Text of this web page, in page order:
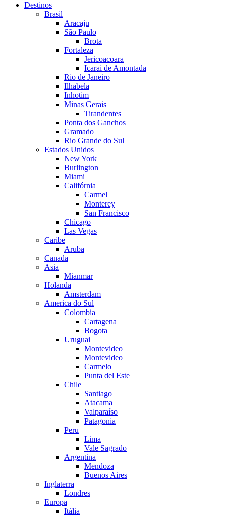
Destinos
Brasil
Aracaju
São Paulo
Brota
Fortaleza
Jericoacoara
Icarai de Amontada
Rio de Janeiro
Ilhabela
Inhotim
Minas Gerais
Tirandentes
Ponta dos Ganchos
Gramado
Rio Grande do Sul
Estados Unidos
New York
Burlington
Miami
Califórnia
Carmel
Monterey
San Francisco
Chicago
Las Vegas
Caribe
Aruba
Canada
Asia
Mianmar
Holanda
Amsterdam
America do Sul
Colombia
Cartagena
Bogota
Uruguai
Montevideo
Montevideo
Carmelo
Punta del Este
Chile
Santiago
Atacama
Valparaíso
Patagonia
Peru
Lima
Vale Sagrado
Argentina
Mendoza
Buenos Aires
Inglaterra
Londres
Europa
Itália